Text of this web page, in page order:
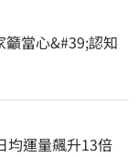
當心&#39;認知
均運量飆升13倍